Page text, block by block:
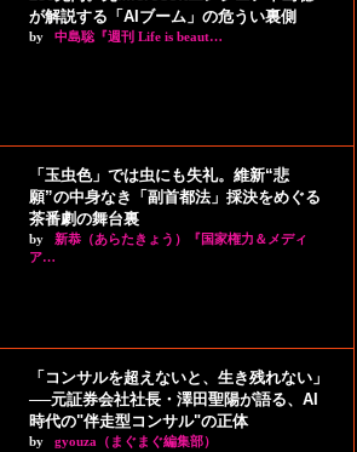
が解説する「AIブーム」の危うい裏側
by 中島聡『週刊 Life is beaut…
「玉虫色」では虫にも失礼。維新“悲
願”の中身なき「副首都法」採決をめぐる
茶番劇の舞台裏
by
新恭（あらたきょう）『国家権力＆メディ
ア…
「コンサルを超えないと、生き残れない」
──元証券会社社長・澤田聖陽が語る、AI
時代の"伴走型コンサル"の正体
by gyouza（まぐまぐ編集部）